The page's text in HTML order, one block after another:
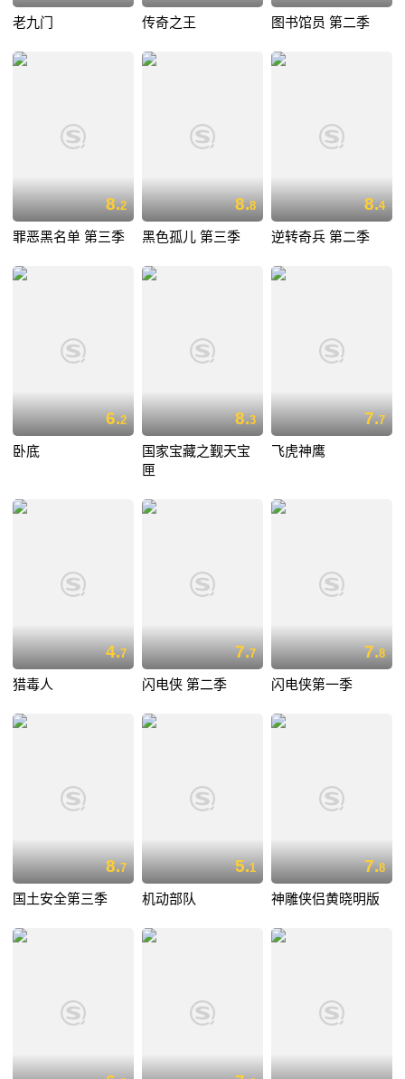
老九门 传奇之王 图书馆员 第二季
8.2
罪恶黑名单 第三季
8.8
黑色孤儿 第三季
8.4
逆转奇兵 第二季
6.2
卧底
8.3
国家宝藏之觐天宝
匣
7.7
飞虎神鹰
4.7
猎毒人
7.7
闪电侠 第二季
7.8
闪电侠第一季
8.7
国土安全第三季
5.1
机动部队
7.8
神雕侠侣黄晓明版